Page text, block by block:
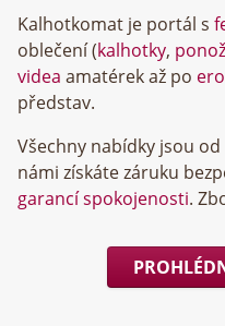
Kalhotkomat je portál s
oblečení (kalhotky,
videa amatérek až po
představ.
Všechny nabídky jsou od
námi získáte záruku
garancí spokojenosti.